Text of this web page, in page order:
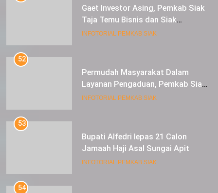
Gaet Investor Asing, Pemkab Siak
Taja Temu Bisnis dan Siak
Expoversary 2024
INFOTORIAL PEMKAB SIAK
52
Permudah Masyarakat Dalam
Layanan Pengaduan, Pemkab Siak
Luncurkan Aplikasi SIP PUAN
INFOTORIAL PEMKAB SIAK
53
Bupati Alfedri lepas 21 Calon
Jamaah Haji Asal Sungai Apit
INFOTORIAL PEMKAB SIAK
54